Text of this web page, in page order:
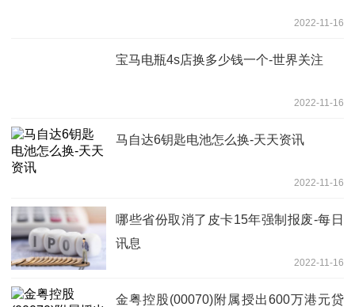
2022-11-16
宝马电瓶4s店换多少钱一个-世界关注
2022-11-16
马自达6钥匙电池怎么换-天天资讯
2022-11-16
哪些省份取消了皮卡15年强制报废-每日
讯息
2022-11-16
金粤控股(00070)附属授出600万港元贷